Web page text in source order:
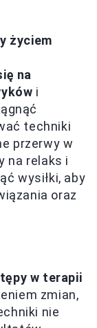
życiem
na
i
techniki
przerwy w
na relaks i
wysiłki, aby
oraz
w terapii
zmian,
nie